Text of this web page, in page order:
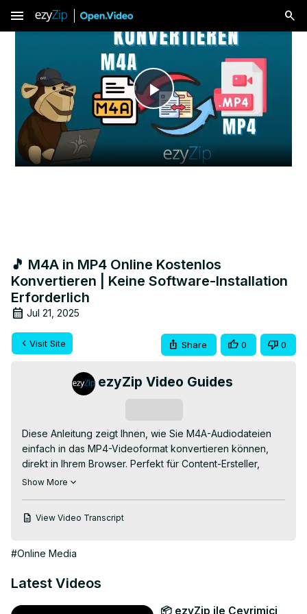
menu
Play
Video
🎵 M4A in MP4 Online Kostenlos
Konvertieren | Keine Software-Installation
Erforderlich
Jul 21, 2025
Visit Site Share 0 0
ezyZip Video Guides
Diese Anleitung zeigt Ihnen, wie Sie M4A-Audiodateien
einfach in das MP4-Videoformat konvertieren können,
direkt in Ihrem Browser. Perfekt für Content-Ersteller,
Musiker oder jeden, der Audio zu Videoprojekten
https://www.ezyzip.com/konvertiere-m4a-nach-mp4.html
1️⃣ Laden Sie Ihre M4A-Datei hoch - klicken Sie auf "M4A-
per Drag & Drop in die Box.
Show More
View Video Transcript
#Online Media
Latest Videos
📦 ezyZip ile Çevrimiçi